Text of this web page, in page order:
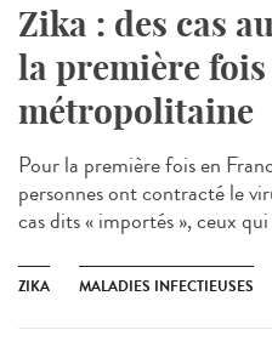
Zika : des cas
la première fois
métropolitaine
Pour la première fois en
personnes ont contracté le
cas dits « importés », ceux
ZIKA MALADIES INFECTIEUSES